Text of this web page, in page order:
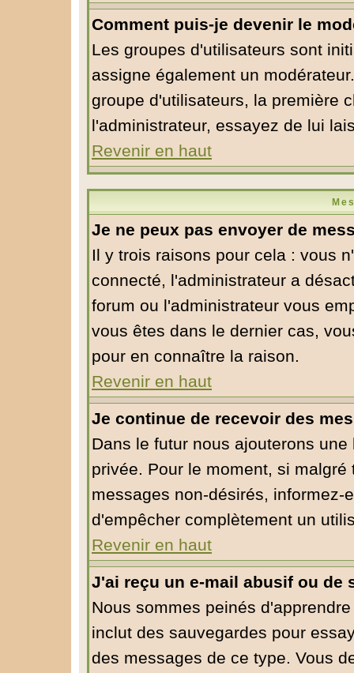
Comment puis-je devenir le
Les groupes d'utilisateurs sont
assigne également un
groupe d'utilisateurs, la première
l'administrateur, essayez de lui
Revenir en haut
Je ne peux pas envoyer de
Il y trois raisons pour cela : vous
connecté, l'administrateur a
forum ou l'administrateur vous
vous êtes dans le dernier cas,
pour en connaître la raison.
Revenir en haut
Je continue de recevoir des
Dans le futur nous ajouterons
privée. Pour le moment, si
messages non-désirés, informez-
d'empêcher complètement un
Revenir en haut
J'ai reçu un e-mail abusif ou de
Nous sommes peinés
inclut des sauvegardes pour
des messages de ce type. Vous